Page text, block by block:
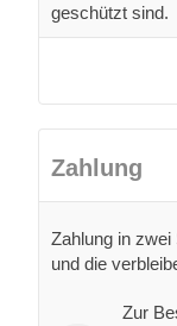
geschützt sind.
Zahlung
Zahlung in
und die
Zur